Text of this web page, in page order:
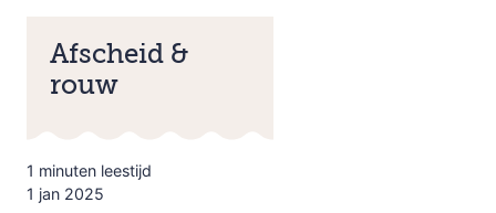
Afscheid &
rouw
1 minuten leestijd
1 jan 2025